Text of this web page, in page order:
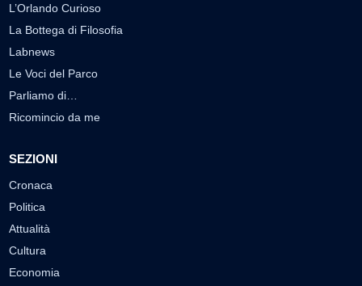
L’Orlando Curioso
La Bottega di Filosofia
Labnews
Le Voci del Parco
Parliamo di…
Ricomincio da me
SEZIONI
Cronaca
Politica
Attualità
Cultura
Economia